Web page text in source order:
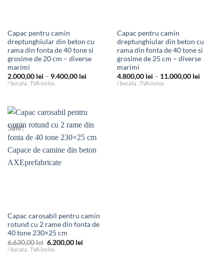
Capac pentru camin
dreptunghiular din beton cu
rama din fonta de 40 tone si
grosime de 20 cm – diverse
marimi
2.000,00 lei – 9.400,00 leiInterval
9.400,00 lei
/ bucata . TVA inclus.
Capac pentru camin
dreptunghiular din beton cu
rama din fonta de 40 tone si
grosime de 25 cm – diverse
marimi
4.800,00 lei – 11.000,00 leiInterval
/ bucata . TVA inclus.
Sale!
Capac carosabil pentru camin
rotund cu 2 rame din fonta de
40 tone 230×25 cm
6.630,00lei Prețul
inițial
6.200,00 leiPrețul
/ bucata . TVA inclus.